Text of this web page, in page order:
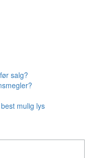
salg?
mulig lys